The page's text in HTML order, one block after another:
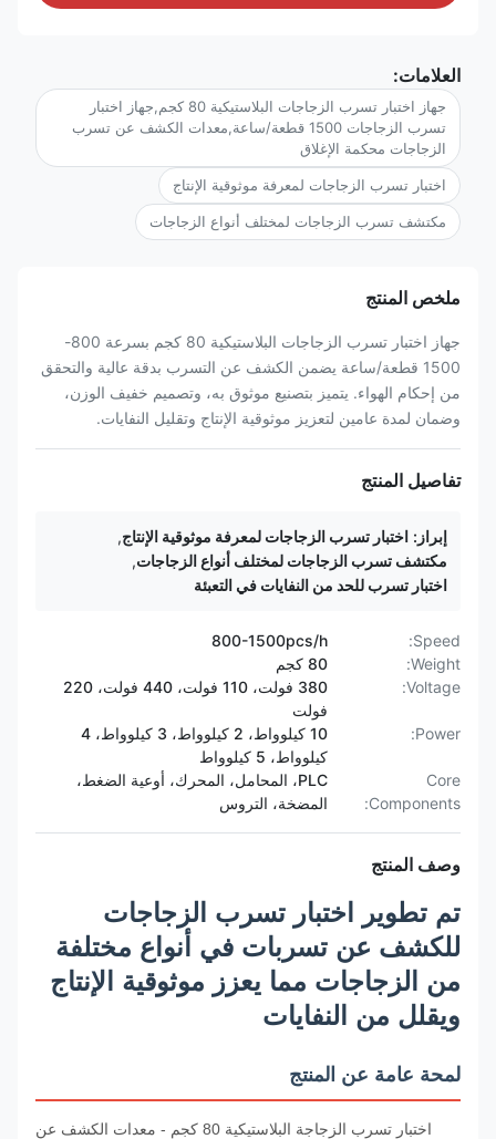
العلامات:
جهاز اختبار تسرب الزجاجات البلاستيكية 80 كجم,جهاز اختبار
تسرب الزجاجات 1500 قطعة/ساعة,معدات الكشف عن تسرب
الزجاجات محكمة الإغلاق
اختبار تسرب الزجاجات لمعرفة موثوقية الإنتاج
مكتشف تسرب الزجاجات لمختلف أنواع الزجاجات
ملخص المنتج
1500 قطعة/ساعة يضمن الكشف عن التسرب بدقة عالية والتحقق
من إحكام الهواء. يتميز بتصنيع موثوق به، وتصميم خفيف الوزن،
وضمان لمدة عامين لتعزيز موثوقية الإنتاج وتقليل النفايات.
تفاصيل المنتج
اختبار تسرب الزجاجات لمعرفة موثوقية الإنتاج,
مكتشف تسرب الزجاجات لمختلف أنواع الزجاجات,
اختبار تسرب للحد من النفايات في التعبئة
Speed:
800-1500pcs/h
Weight:
Voltage:
380 فولت، 110 فولت، 440 فولت، 220
Power:
10 كيلوواط، 2 كيلوواط، 3 كيلوواط، 4
كيلوواط، 5 كيلوواط
Components:
PLC، المحامل، المحرك، أوعية الضغط،
المضخة، التروس
وصف المنتج
تم تطوير اختبار تسرب الزجاجات
للكشف عن تسربات في أنواع مختلفة
من الزجاجات مما يعزز موثوقية الإنتاج
ويقلل من النفايات
لمحة عامة عن المنتج
اختبار تسرب الزجاجة البلاستيكية 80 كجم - معدات الكشف عن